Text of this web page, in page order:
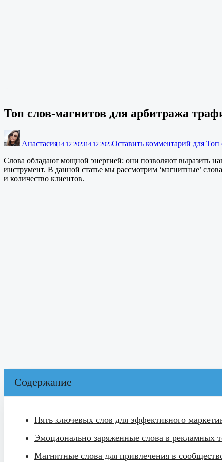
Топ слов-магнитов для арбитража
Анастасия 14.12.202314.12.2023Оставить комментарий для Топ
Слова обладают мощной энергией: они позволяют выразить
инструмент. В данной статье мы рассмотрим ‘магнитные’
и количество клиентов.
Содержание
Пять ключевых слов для эффективного
Эмоционально заряженные слова в рекламных
Магнитные слова для привлечения в